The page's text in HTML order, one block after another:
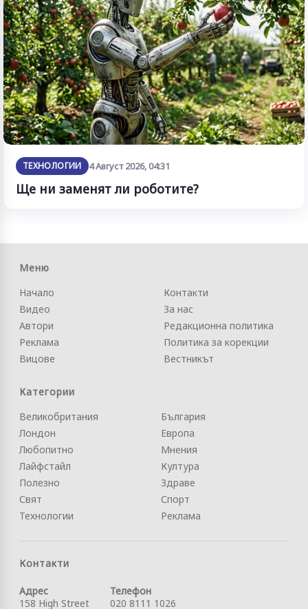
ТЕХНОЛОГИИ 4 Август 2026, 04:31
Ще ни заменят ли роботите?
Меню
Начало
Видео
Автори
Реклама
Вицове
Контакти
За нас
Редакционна политика
Политика за корекции
Вестникът
Категории
Великобритания
Лондон
Любопитно
Лайфстайл
Полезно
Свят
Технологии
България
Европа
Мнения
Култура
Здраве
Спорт
Реклама
Контакти
Адрес
158 High Street
Телефон
020 8111 1026